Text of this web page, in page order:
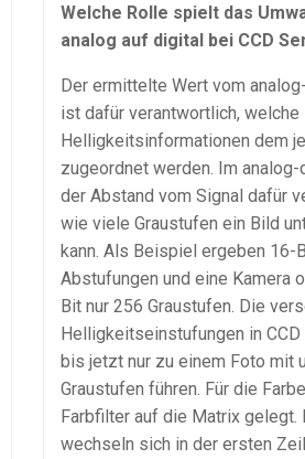
Welche Rolle spielt das
analog auf digital bei CCD
Der ermittelte Wert vom
ist dafür verantwortlich, welche
Helligkeitsinformationen dem
zugeordnet werden. Im
der Abstand vom Signal dafür
wie viele Graustufen ein Bild
kann. Als Beispiel ergeben 16-
Abstufungen und eine Kamera
Bit nur 256 Graustufen. Die
Helligkeitseinstufungen in
bis jetzt nur zu einem Foto mit
Graustufen führen. Für die
Farbfilter auf die Matrix gelegt.
wechseln sich in der ersten